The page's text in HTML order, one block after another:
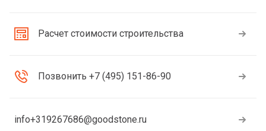
Расчет стоимости строительства
Позвонить +7 (495) 151-86-90
info+319267686@goodstone.ru